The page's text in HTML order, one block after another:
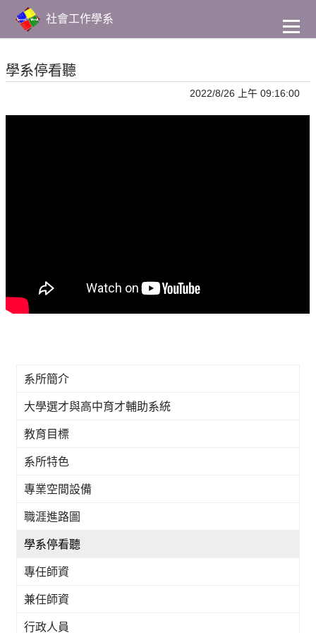
主
要
容
社會工作學系
學系停看聽
2022/8/26 上午 09:16:00
系所簡介
大學選才與高中育才輔助系統
教育目標
系所特色
專業空間設備
職涯進路圖
學系停看聽
專任師資
兼任師資
行政人員